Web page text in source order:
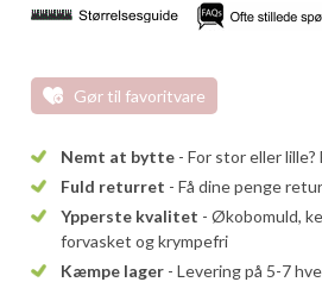
Gør til favoritvare
Nemt at bytte - For stor eller
Fuld returret - Få dine penge
Ypperste kvalitet - Økobomuld,
forvasket og krympefri
Kæmpe lager - Levering på 5-7